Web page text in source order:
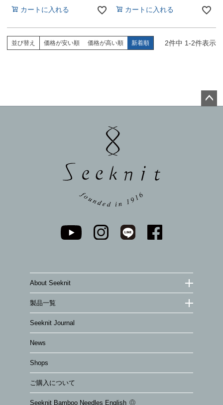
カートに入れる カートに入れる
並び替え 価格が安い順 価格が高い順 新着順 2件中 1-2件表示
About Seeknit
製品一覧
Seeknit Journal
News
Shops
ご購入について
Seeknit Bamboo Needles English